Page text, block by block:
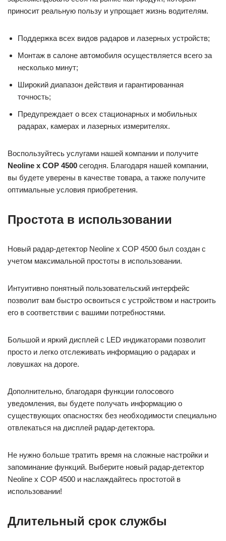
приносит реальную пользу и упрощает жизнь водителям.
Поддержка всех видов радаров и лазерных устройств;
Монтаж в салоне автомобиля осуществляется всего за
несколько минут;
Широкий диапазон действия и гарантированная
точность;
Предупреждает о всех стационарных и мобильных
радарах, камерах и лазерных измерителях.
Воспользуйтесь услугами нашей компании и получите
Neoline x COP 4500 сегодня. Благодаря нашей компании,
вы будете уверены в качестве товара, а также получите
оптимальные условия приобретения.
Простота в использовании
Новый радар-детектор Neoline x COP 4500 был создан с
учетом максимальной простоты в использовании.
Интуитивно понятный пользовательский интерфейс
позволит вам быстро освоиться с устройством и настроить
его в соответствии с вашими потребностями.
Большой и яркий дисплей с LED индикаторами позволит
просто и легко отслеживать информацию о радарах и
ловушках на дороге.
Дополнительно, благодаря функции голосового
уведомления, вы будете получать информацию о
существующих опасностях без необходимости специально
отвлекаться на дисплей радар-детектора.
Не нужно больше тратить время на сложные настройки и
запоминание функций. Выберите новый радар-детектор
Neoline x COP 4500 и наслаждайтесь простотой в
использовании!
Длительный срок службы